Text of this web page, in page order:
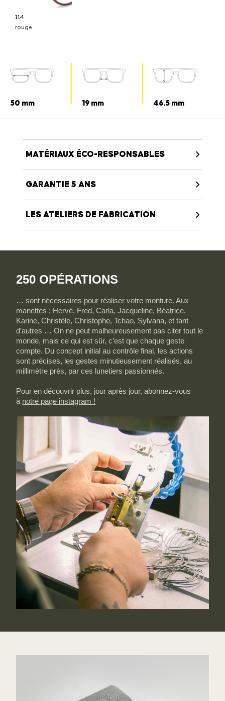
114
rouge
50 mm 19 mm 46.5 mm
MATÉRIAUX ÉCO-RESPONSABLES
GARANTIE 5 ANS
LES ATELIERS DE FABRICATION
250 OPÉRATIONS
… sont nécessaires pour réaliser votre monture. Aux
manettes : Hervé, Fred, Carla, Jacqueline, Béatrice,
Karine, Christèle, Christophe, Tchao, Sylvana, et tant
d’autres … On ne peut malheureusement pas citer tout le
monde, mais ce qui est sûr, c’est que chaque geste
compte. Du concept initial au contrôle final, les actions
sont précises, les gestes minutieusement réalisés, au
millimètre près, par ces lunetiers passionnés.
Pour en découvrir plus, jour après jour, abonnez-vous
à notre page instagram !